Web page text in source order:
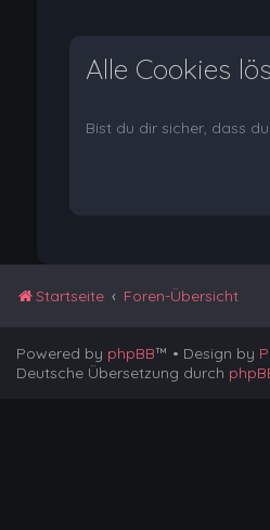
Alle Cookies
Bist du dir sicher, dass
Startseite Foren-Übersicht
Powered by phpBB™ • Design by
Deutsche Übersetzung durch